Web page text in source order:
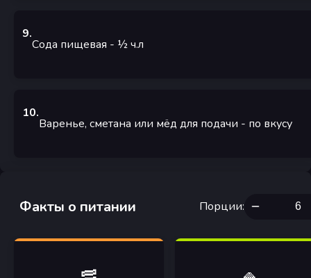
9.
Сода пищевая - ½ч.л
10.
Варенье, сметана или мёд для подачи - по вкусу
Факты о питании Порции: